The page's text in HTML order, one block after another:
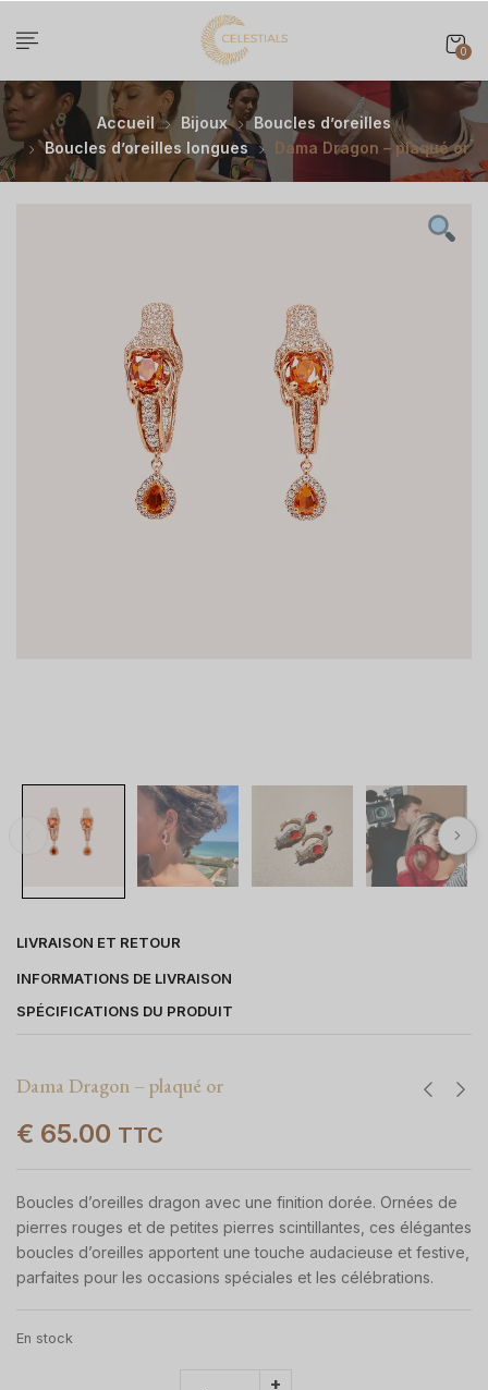
0
Accueil Bijoux
Boucles d’oreilles
Boucles d’oreilles longues
Dama Dragon – plaqué or
LIVRAISON ET RETOUR
INFORMATIONS DE LIVRAISON
SPÉCIFICATIONS DU PRODUIT
Dama Dragon – plaqué or
€ 65.00 TTC
Boucles d’oreilles dragon avec une finition dorée. Ornées de
pierres rouges et de petites pierres scintillantes, ces élégantes
boucles d’oreilles apportent une touche audacieuse et festive,
parfaites pour les occasions spéciales et les célébrations.
En stock